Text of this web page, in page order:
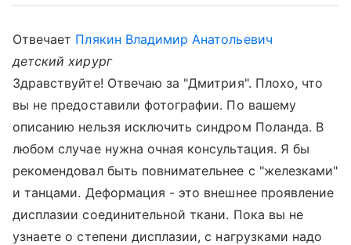
Отвечает Плякин Владимир Анатольевич
детский хирург
Здравствуйте! Отвечаю за "Дмитрия". Плохо, что
вы не предоставили фотографии. По вашему
описанию нельзя исключить синдром Поланда. В
любом случае нужна очная консультация. Я бы
рекомендовал быть повнимательнее с "железками"
и танцами. Деформация - это внешнее проявление
дисплазии соединительной ткани. Пока вы не
узнаете о степени дисплазии, с нагрузками надо